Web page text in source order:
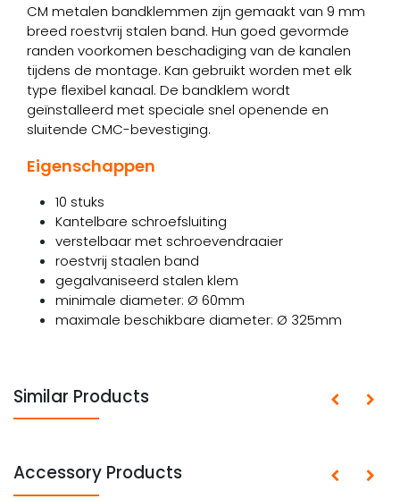
CM metalen bandklemmen zijn gemaakt van 9 mm
breed roestvrij stalen band. Hun goed gevormde
randen voorkomen beschadiging van de kanalen
tijdens de montage. Kan gebruikt worden met elk
type flexibel kanaal. De bandklem wordt
geïnstalleerd met speciale snel openende en
sluitende CMC-bevestiging.
Eigenschappen
10 stuks
Kantelbare schroefsluiting
verstelbaar met schroevendraaier
roestvrij staalen band
gegalvaniseerd stalen klem
minimale diameter: Ø 60mm
maximale beschikbare diameter: Ø 325mm
Similar Products
Accessory Products